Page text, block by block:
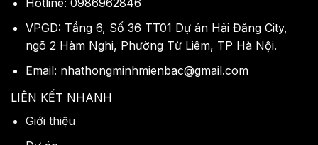
Hotline: 0986962846
VPGD: Tầng 6, Số 36 TT01 Dự án Hải Đăng City,
ngõ 2 Hàm Nghi, Phường Từ Liêm, TP Hà Nội.
Email: nhathongminhmienbac@gmail.com
LIÊN KẾT NHANH
Giới thiệu